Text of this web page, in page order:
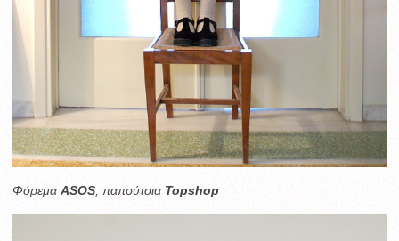
Φόρεμα ASOS, παπούτσια Topshop